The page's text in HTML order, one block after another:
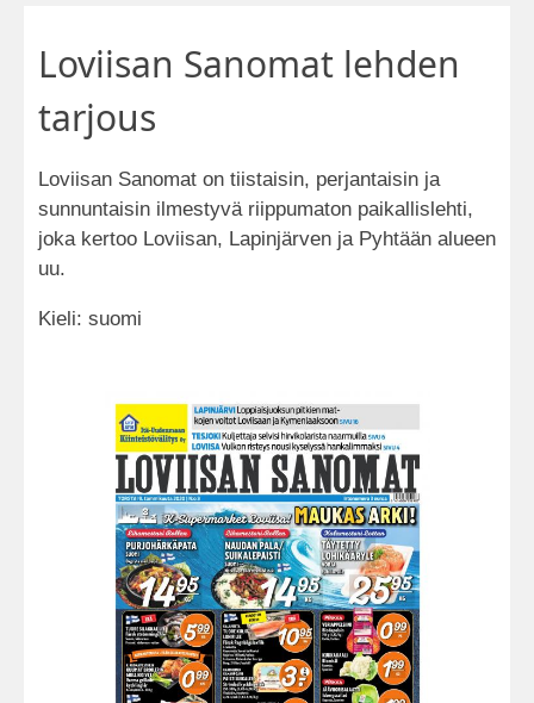
Loviisan Sanomat lehden
tarjous
Loviisan Sanomat on tiistaisin, perjantaisin ja
sunnuntaisin ilmestyvä riippumaton paikallislehti,
joka kertoo Loviisan, Lapinjärven ja Pyhtään alueen
uu.
Kieli: suomi